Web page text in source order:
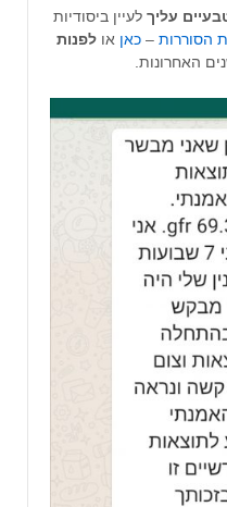
עליך לעיין ביסודיות
הסוררות – כאן או לפנות